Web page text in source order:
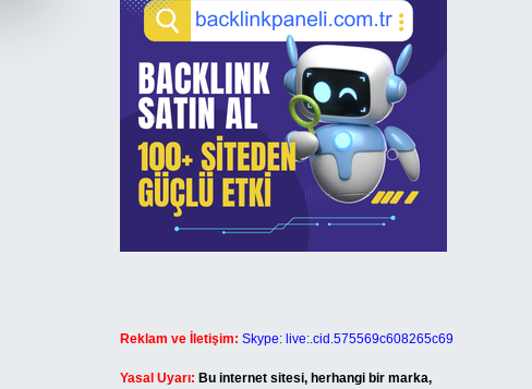
Reklam ve İletişim: Skype: live:.cid.575569c608265c69
Yasal Uyarı: Bu internet sitesi, herhangi bir marka,